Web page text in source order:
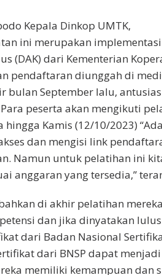
Kepala Dinkop UMTK,
ini merupakan
(DAK) dari Kementerian
pendaftaran diunggah di
bulan September lalu,
peserta akan mengikuti
hingga Kamis (12/10/2023)
dan mengisi link
Namun untuk pelatihan ini
anggaran yang tersedia,”
di akhir pelatihan
dan jika dinyatakan
dari Badan Nasional
dari BNSP dapat
memiliki kemampuan dan